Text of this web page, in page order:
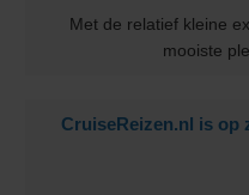
Met de relatief kleine
mooiste
CruiseReizen.nl is op